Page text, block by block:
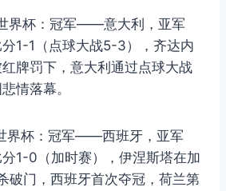
界杯：冠军——意大利，亚军
1-1（点球大战5-3），齐达内
牌罚下，意大利通过点球大战
情落幕。
界杯：冠军——西班牙，亚军
1-0（加时赛），伊涅斯塔在加
破门，西班牙首次夺冠，荷兰第